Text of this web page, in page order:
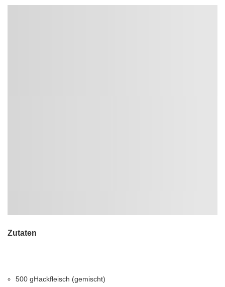
Zutaten
500 gHackfleisch (gemischt)